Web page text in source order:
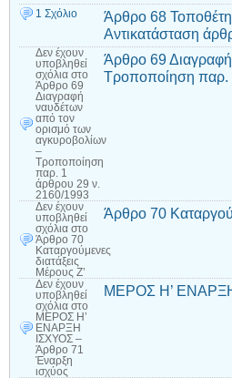
1 Σχόλιο
Άρθρο 68
Αντικατάσταση
Δεν έχουν
υποβληθεί
σχόλια στο
Άρθρο 69
Διαγραφή
ναυδέτων
από τον
ορισμό των
αγκυροβολίων
–
Τροποποίηση
παρ. 1
άρθρου 29 ν.
2160/1993
Άρθρο 69
Τροποποίηση παρ.
Δεν έχουν
υποβληθεί
σχόλια στο
Άρθρο 70
Καταργούμενες
διατάξεις
Μέρους Ζ’
Άρθρο 70
Δεν έχουν
υποβληθεί
σχόλια στο
ΜΕΡΟΣ Η’
ΕΝΑΡΞΗ
ΙΣΧΥΟΣ –
Άρθρο 71
Έναρξη
ισχύος
ΜΕΡΟΣ Η’ ΕΝΑΡΞΗ